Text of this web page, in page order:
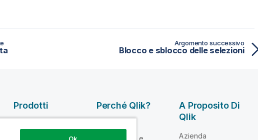
Argomento successivo
Blocco e sblocco delle selezioni
Prodotti
QUALITÀ DEI DATI
Perché Qlik?
Attendibilità e
A Proposito Di
Qlik
Azienda